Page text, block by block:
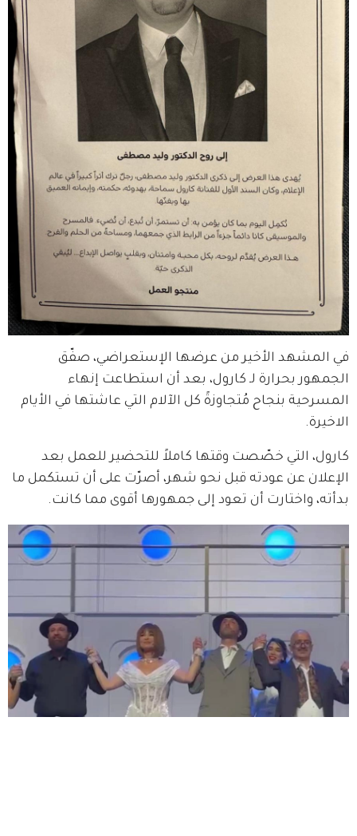
في المشهد الأخير من عرضها الإستعراضي، صفّق
الجمهور بحرارة لـ كارول، بعد أن استطاعت إنهاء
المسرحية بنجاح مُتجاوزةً كل الآلام التي عاشتها في الأيام
الاخيرة.
كارول، التي خصّصت وقتها كاملاً للتحضير للعمل بعد
الإعلان عن عودته قبل نحو شهر، أصرّت على أن تستكمل ما
بدأته، واختارت أن تعود إلى جمهورها أقوى مما كانت.